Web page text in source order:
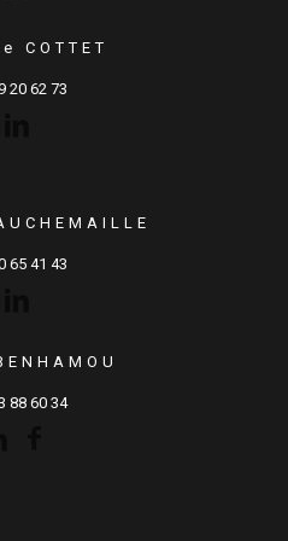
COTTET
20 62 73
65 41 43
88 60 34